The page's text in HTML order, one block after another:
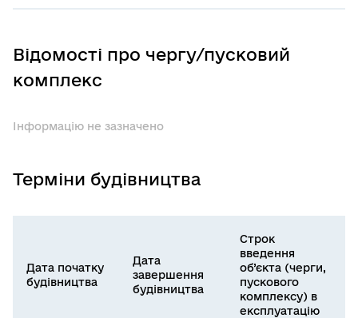
Відомості про чергу/пусковий
комплекс
Інформацію не зазначено
Терміни будівництва
Дата початку
будівництва
Дата
завершення
будівництва
Строк
введення
об’єкта (черги,
пускового
комплексу) в
експлуатацію